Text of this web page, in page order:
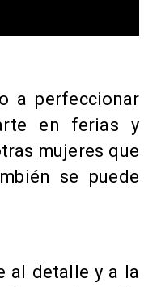
a perfeccionar
en ferias y
mujeres que
se puede
al detalle y a la